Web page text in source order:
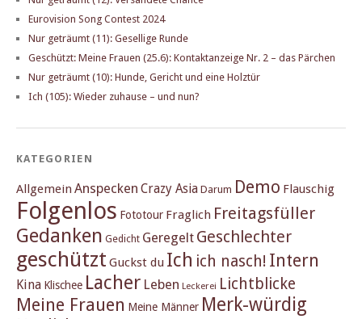
Eurovision Song Contest 2024
Nur geträumt (11): Gesellige Runde
Geschützt: Meine Frauen (25.6): Kontaktanzeige Nr. 2 – das Pärchen
Nur geträumt (10): Hunde, Gericht und eine Holztür
Ich (105): Wieder zuhause – und nun?
KATEGORIEN
Allgemein Anspecken Crazy Asia Darum Demo Flauschig
Folgenlos Fototour Fraglich Freitagsfüller
Gedanken Gedicht Geregelt Geschlechter
geschützt Guckst du Ich ich nasch! Intern
Kina Klischee Lacher Leben Leckerei Lichtblicke
Meine Frauen Meine Männer Merk-würdig